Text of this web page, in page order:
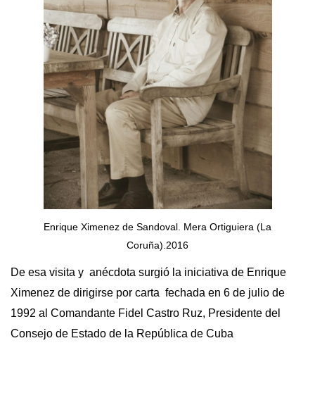
Enrique Ximenez de Sandoval. Mera Ortiguiera (La
Coruña).2016
De esa visita y anécdota surgió la iniciativa de Enrique
Ximenez de dirigirse por carta fechada en 6 de julio de
1992 al Comandante Fidel Castro Ruz, Presidente del
Consejo de Estado de la República de Cuba